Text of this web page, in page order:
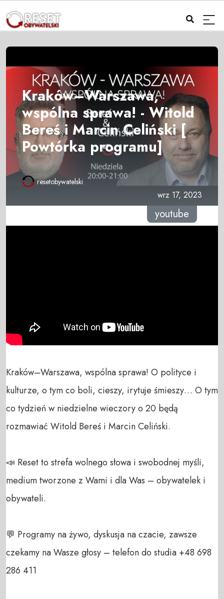
Kraków–Warszawa,
wspólna sprawa! - Witold
Bereś i Marcin Celiński [
Powtórka programu]
resetobywatelski
wrz 17, 2023
youtube
Kraków–Warszawa, wspólna sprawa! O polityce i
kulturze, o tym co boli, cieszy, irytuje śmieszy… O tym
co tydzień w niedzielne wieczory o 20 będą
rozmawiać Witold Bereś i Marcin Celiński.
📣 Reset to strefa wolnego słowa i swobodnej myśli,
medium tworzone z Wami i dla Was – obywatelek i
obywateli.
💬 Programy na żywo, dyskusja na czacie, zawsze
czekamy na Wasze głosy – telefon do studia +48 698
286 411